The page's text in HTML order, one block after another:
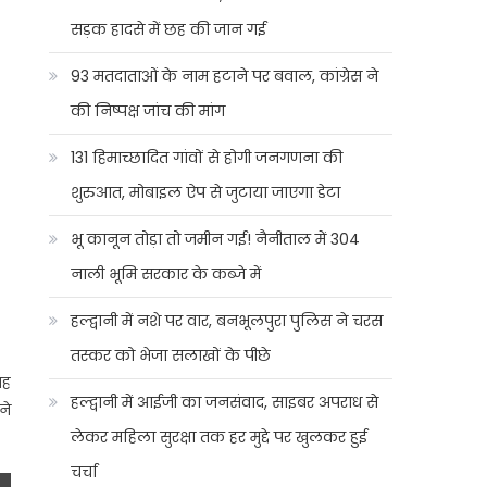
सड़क हादसे में छह की जान गई
93 मतदाताओं के नाम हटाने पर बवाल, कांग्रेस ने
की निष्पक्ष जांच की मांग
131 हिमाच्छादित गांवों से होगी जनगणना की
शुरुआत, मोबाइल ऐप से जुटाया जाएगा डेटा
भू कानून तोड़ा तो जमीन गई! नैनीताल में 304
नाली भूमि सरकार के कब्जे में
हल्द्वानी में नशे पर वार, बनभूलपुरा पुलिस ने चरस
तस्कर को भेजा सलाखों के पीछे
हल्द्वानी में आईजी का जनसंवाद, साइबर अपराध से
लेकर महिला सुरक्षा तक हर मुद्दे पर खुलकर हुई
चर्चा